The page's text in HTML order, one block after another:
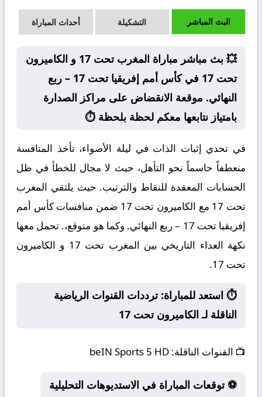
البث المباشر التشكيلة أحداث المباراة
💥 بث مباشر مباراة المغرب تحت 17 و الكاميرون
تحت 17 في كأس أمم إفريقيا تحت 17 – ربع
النهائي. موقعة الانقضاض على مراكز الصدارة
بامتياز نتابعها معكم لحظة بلحظة ⏱️
في تحدي إثبات الذات في ليلة الأضواء، تأخذ المنافسة
منعطفاً حاسماً نحو التأهل، حيث لا مجال للخطأ في ظل
الحسابات المعقدة للنقاط والترتيب. حيث يلتقي المغرب
تحت 17 مع الكاميرون تحت 17 ضمن منافسات كأس أمم
إفريقيا تحت 17 – ربع النهائي. وكما هو متوقع،. تحمل معها
نكهة العداء التاريخي بين المغرب تحت 17 و الكاميرون
تحت 17.
⏱️ استعد للمباراة: ترددات القنوات الرياضية
الناقلة لـ الكاميرون تحت 17
📺 القنوات الناقلة:
⚽ توقعات المباراة في الاستديوهات التحليلية